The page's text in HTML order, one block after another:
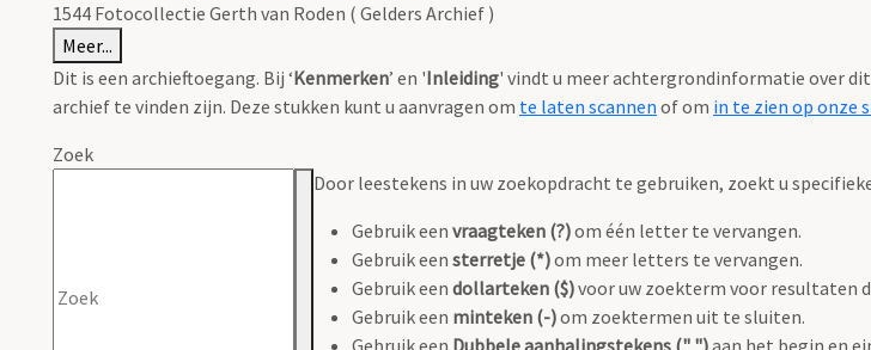
1544 Fotocollectie Gerth van Roden ( Gelders Archief )
Meer...
Dit is een archieftoegang. Bij ‘Kenmerken’ en 'Inleiding' vindt u meer achtergrondinformatie over
archief te vinden zijn. Deze stukken kunt u aanvragen om te laten scannen of om in te zien op onze
Zoek
Door leestekens in uw zoekopdracht te gebruiken, zoekt u
Gebruik een vraagteken (?)om één letter te vervangen.
Gebruik een sterretje (*)om meer letters te vervangen.
Gebruik een dollarteken ($)voor uw zoekterm voor resultaten
Gebruik een minteken (-)om zoektermen uit te sluiten.